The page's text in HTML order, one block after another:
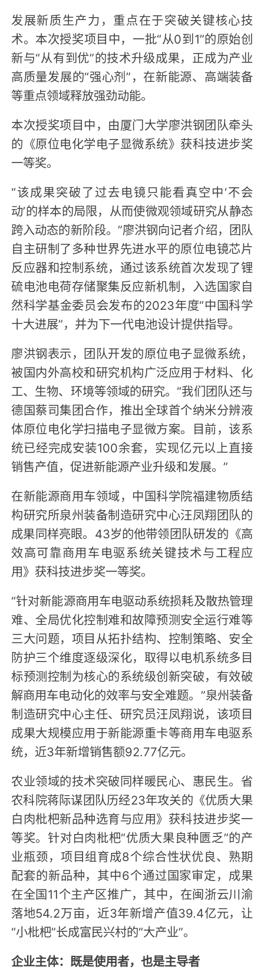
发展新质生产力，重点在于突破关键核心技
术。本次授奖项目中，一批“从0到1”的原始创
新与“从有到优”的技术升级成果，正成为产业
高质量发展的“强心剂”，在新能源、高端装备
等重点领域释放强劲动能。
本次授奖项目中，由厦门大学廖洪钢团队牵头
的《原位电化学电子显微系统》获科技进步奖
一等奖。
“该成果突破了过去电镜只能看真空中‘不会
动’的样本的局限，从而使微观领域研究从静态
跨入动态的新阶段。”廖洪钢向记者介绍，团队
自主研制了多种世界先进水平的原位电镜芯片
反应器和控制系统，通过该系统首次发现了锂
硫电池电荷存储聚集反应新机制，入选国家自
然科学基金委员会发布的2023年度“中国科学
十大进展”，并为下一代电池设计提供指导。
廖洪钢表示，团队开发的原位电子显微系统，
被国内外高校和研究机构广泛应用于材料、化
工、生物、环境等领域的研究。“我们团队还与
德国蔡司集团合作，推出全球首个纳米分辨液
体原位电化学扫描电子显微方案。目前，该系
统已经完成安装100余套，实现亿元以上直接
销售产值，促进新能源产业升级和发展。”
在新能源商用车领域，中国科学院福建物质结
构研究所泉州装备制造研究中心汪凤翔团队的
成果同样亮眼。43岁的他带领团队研发的《高
效高可靠商用车电驱系统关键技术与工程应
用》获科技进步奖一等奖。
“针对新能源商用车电驱动系统损耗及散热管理
难、全局优化控制难和故障预测安全运行难等
三大问题，项目从拓扑结构、控制策略、安全
防护三个维度逐级深化，取得以电机系统多目
标预测控制为核心的系统级创新突破，有效破
解商用车电动化的效率与安全难题。”泉州装备
制造研究中心主任、研究员汪凤翔说，该项目
成果大规模应用于新能源重卡等商用车电驱系
统，近3年新增销售额92.77亿元。
农业领域的技术突破同样暖民心、惠民生。省
农科院蒋际谋团队历经23年攻关的《优质大果
白肉枇杷新品种选育与应用》获科技进步奖一
等奖。针对白肉枇杷“优质大果良种匮乏”的产
业瓶颈，项目组育成8个综合性状优良、熟期
配套的新品种，其中6个通过国家审定，成果
在全国11个主产区推广，其中，在闽浙云川渝
落地54.2万亩，近3年新增产值39.4亿元，让
“小枇杷”长成富民兴村的“大产业”。
企业主体：既是使用者，也是主导者